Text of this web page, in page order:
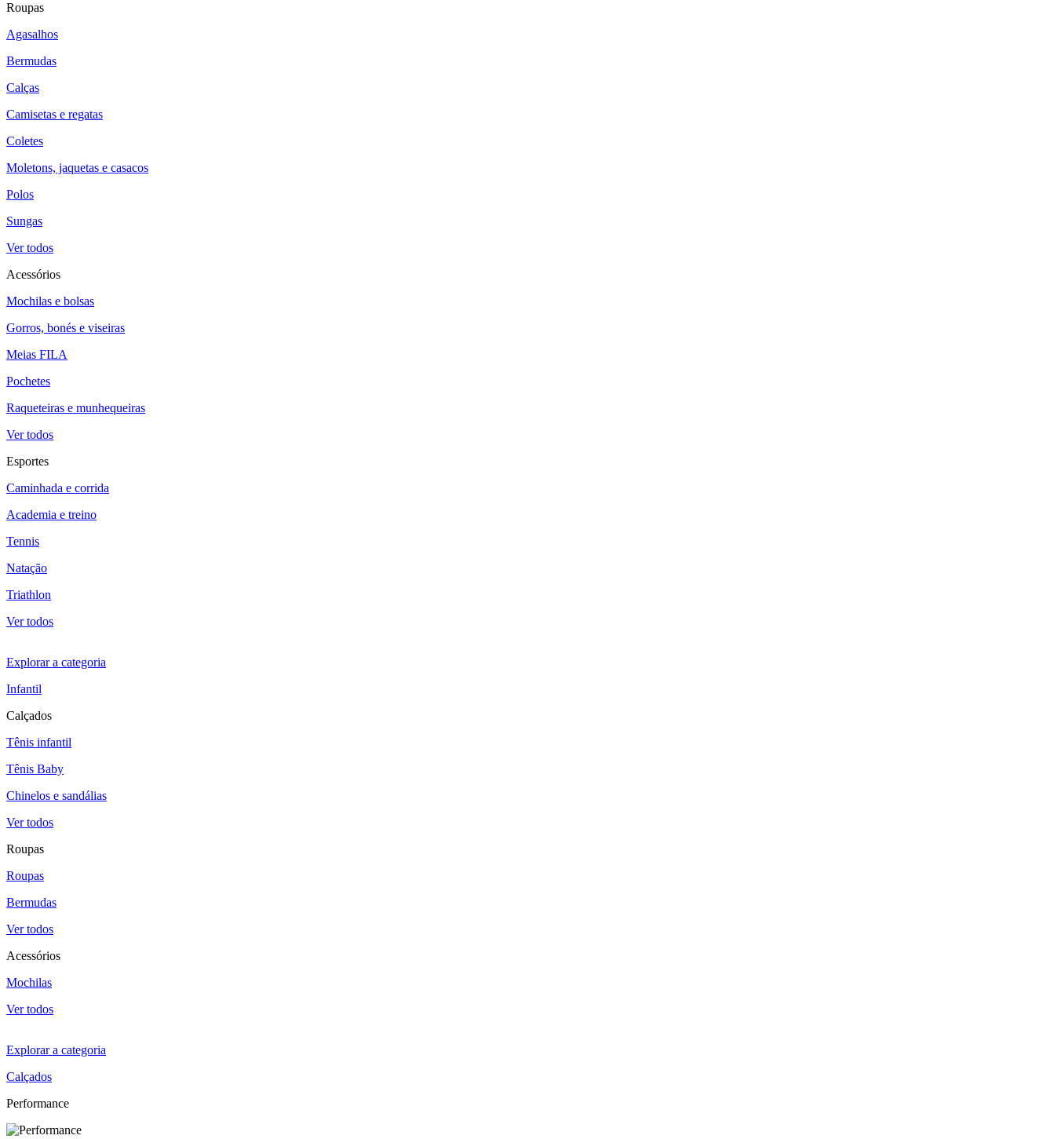
Roupas
Agasalhos
Bermudas
Calças
Camisetas e regatas
Coletes
Moletons, jaquetas e casacos
Polos
Sungas
Ver todos
Acessórios
Mochilas e bolsas
Gorros, bonés e viseiras
Meias FILA
Pochetes
Raqueteiras e munhequeiras
Ver todos
Esportes
Caminhada e corrida
Academia e treino
Tennis
Natação
Triathlon
Ver todos
Explorar a categoria
Infantil
Calçados
Tênis infantil
Tênis Baby
Chinelos e sandálias
Ver todos
Roupas
Roupas
Bermudas
Ver todos
Acessórios
Mochilas
Ver todos
Explorar a categoria
Calçados
Performance